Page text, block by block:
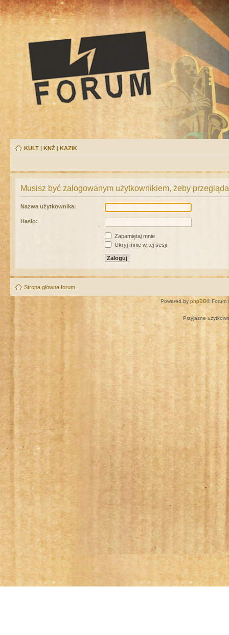
KULT | KNŻ | KAZIK
Musisz być zalogowanym użytkownikiem, żeby
Nazwa użytkownika:
Hasło:
Zapamiętaj mnie
Ukryj mnie w tej sesji
Strona główna forum
Powered by phpBB® Forum
Przyjazne